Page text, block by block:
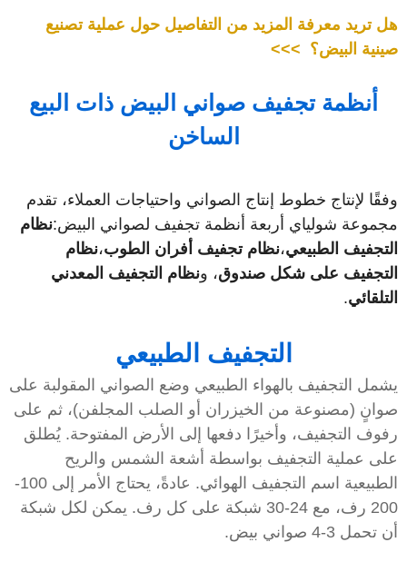
تريد معرفة المزيد من التفاصيل حول عملية تصنيع
البيض؟ >>>
أنظمة تجفيف صواني البيض ذات البيع
الساخن
لإنتاج خطوط إنتاج الصواني واحتياجات العملاء، تقدم
شولياي أربعة أنظمة تجفيف لصواني البيض: نظام
الطبيعي، نظام تجفيف أفران الطوب،نظام
على شكل صندوق، و نظام التجفيف المعدني
.
التجفيف الطبيعي
التجفيف بالهواء الطبيعي وضع الصواني المقولبة على
(مصنوعة من الخيزران أو الصلب المجلفن)، ثم على
التجفيف، وأخيرًا دفعها إلى الأرض المفتوحة. يُطلق
عملية التجفيف بواسطة أشعة الشمس والريح
الطبيعية اسم التجفيف الهوائي. عادةً، يحتاج الأمر إلى 100-
200 رف، مع 24-30 شبكة على كل رف. يمكن لكل شبكة
تحمل 3-4 صواني بيض.